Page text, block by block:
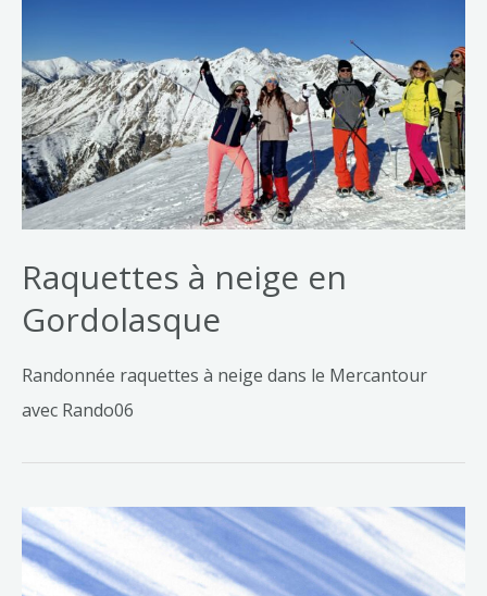
Raquettes à neige en
Gordolasque
Randonnée raquettes à neige dans le Mercantour
avec Rando06